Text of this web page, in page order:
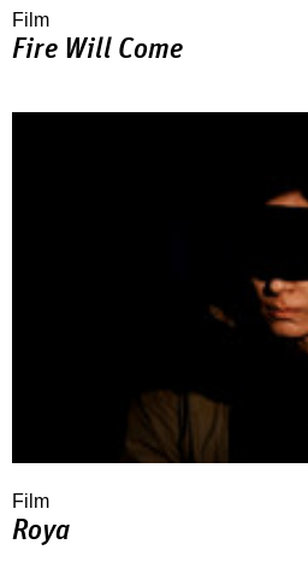
Film
Fire Will Come
Film
Roya